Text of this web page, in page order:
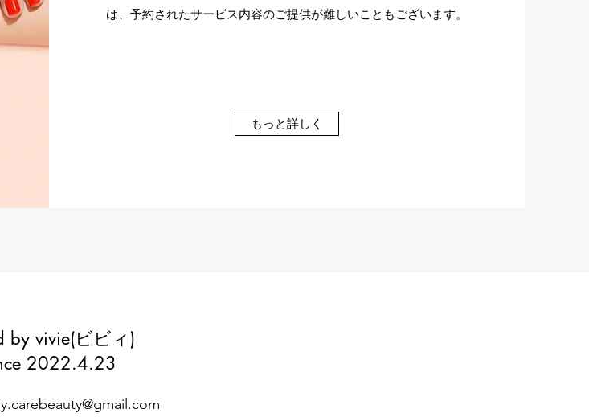
は、予約されたサービス内容のご提供が難しいこともございます。
もっと詳しく
by vivie(ビビィ)
2022.4.23